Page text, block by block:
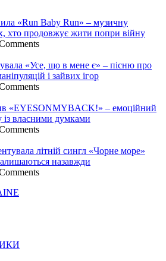
«Run Baby Run» – музичну
хто продовжує жити попри війну
«Усе, що в мене є» – пісню про
і зайвих ігор
«EYESONMYBACK!» – емоційний
із власними думками
літній сингл «Чорне море»
назавжди